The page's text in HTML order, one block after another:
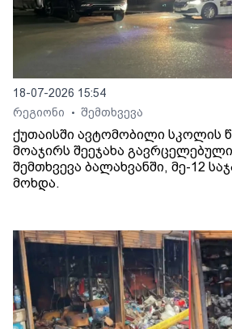
18-07-2026 15:54
რეგიონი
• შემთხვევა
ქუთაისში ავტომობილი სკოლის
მოაჯირს შეეჯახა
შემთხვევა ბალახვანში, მე-12
მოხდა.